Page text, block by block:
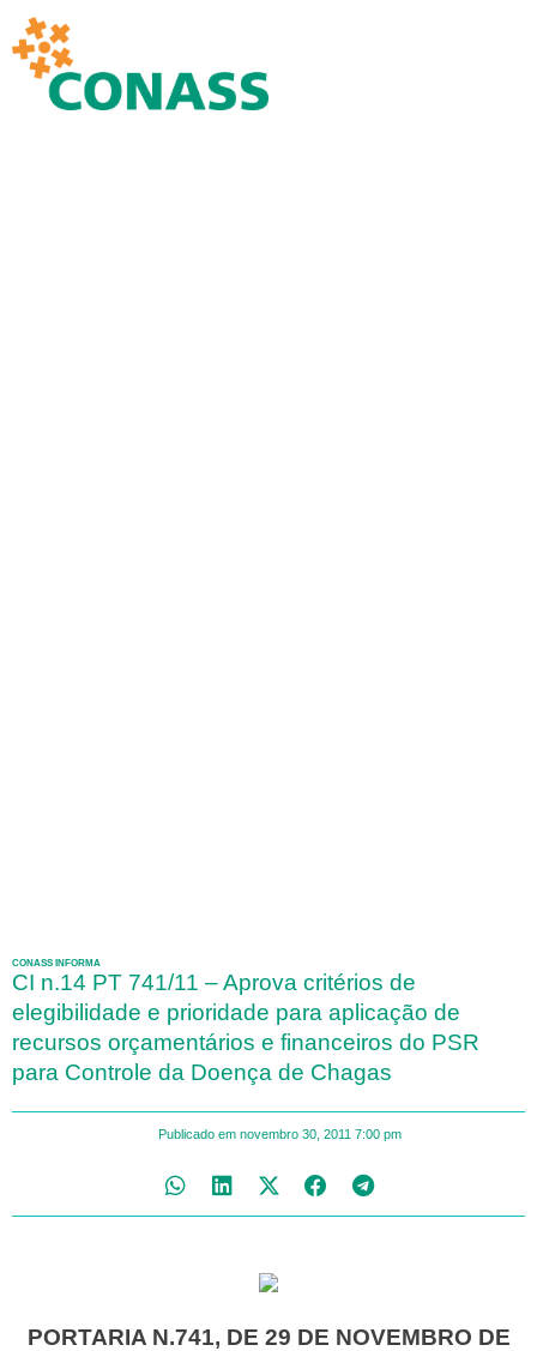
CONASS INFORMA
CI n.14 PT 741/11 – Aprova critérios de
elegibilidade e prioridade para aplicação de
recursos orçamentários e financeiros do PSR
para Controle da Doença de Chagas
Publicado em novembro 30, 2011 7:00 pm
PORTARIA N.741, DE 29 DE NOVEMBRO DE